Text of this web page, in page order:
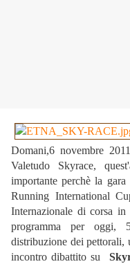
Domani,6 novembre
Valetudo Skyrace,
importante perchè la
Running International
Internazionale di corsa in
programma per oggi,
distribuzione dei pettorali,
incontro dibattito su